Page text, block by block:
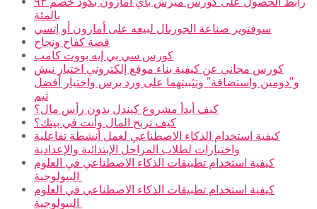
بالمئة
سوفتوير صناعة الجورنال لبيعه على أمازون أو إتسي
قصة كفاح ونجاح
كورس سي بي إيه بووت كامب
كورس مجاني عن كيفية بناء موقع إلكتروني اختيار نيش
و”دومين واستضافة” وتثبيتهما على ورد برس واختيار أفضل
ثيم
كيف أبدأ مشروع كيندل بدون رأس مال؟
كيف تربح المال وأنت في بيتك؟
كيفية استخدام الذكاء الاصطناعي لعمل أنشطة تفاعلية
واختبارات لطلاب المراحل الإبتدائية والإعدادية
كيفية استخدام تطبيقات الذكاء الاصطناعي في العلوم
كيفية استخدام تطبيقات الذكاء الاصطناعي في العلوم